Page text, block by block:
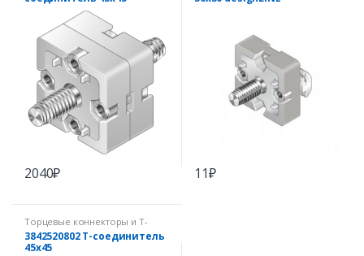
2040₽ 11₽
Торцевые коннекторы и Т-
коннекторы
3842520802 Т-соединитель
45х45